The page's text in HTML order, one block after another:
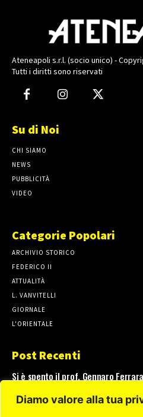
Diamo valore alla tua
Ateneapoli s.r.l. (socio unico) -
Tutti i diritti sono riservati
Su di Noi
CHI SIAMO
NEWS
PUBBLICITÀ
VIDEO
Categorie Popolari
ARCHIVIO STORICO
FEDERICO II
ATTUALITÀ
L. VANVITELLI
GIORNALE
L'ORIENTALE
Post Recenti
Si è spento il prof. Gennaro Ferrara